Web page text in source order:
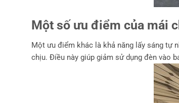
Một số ưu điểm của mái
Một ưu điểm khác là khả năng lấy sáng tự
chịu. Điều này giúp giảm sử dụng đèn vào